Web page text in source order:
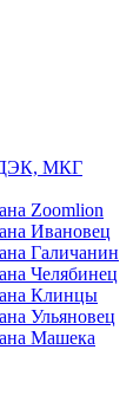
ДЭК, МКГ
Zoomlion
Ивановец
Галичанин
Челябинец
Клинцы
Ульяновец
Машека